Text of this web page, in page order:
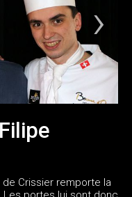
Crissier remporte la